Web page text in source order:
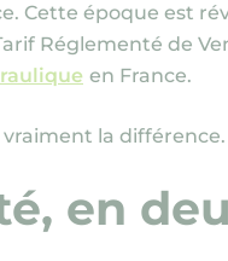
Cette époque est
Réglementé de
en France.
vraiment la différence.
en